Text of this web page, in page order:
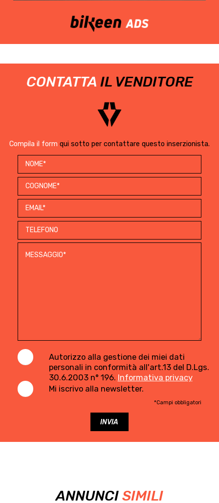
CONTATTA IL VENDITORE
Compila il form qui sotto per contattare questo inserzionista.
Autorizzo alla gestione dei miei dati
personali in conformità all'art.13 del D.Lgs.
30.6.2003 n° 196. Informativa privacy
Mi iscrivo alla newsletter.
*Campi obbligatori
ANNUNCI SIMILI